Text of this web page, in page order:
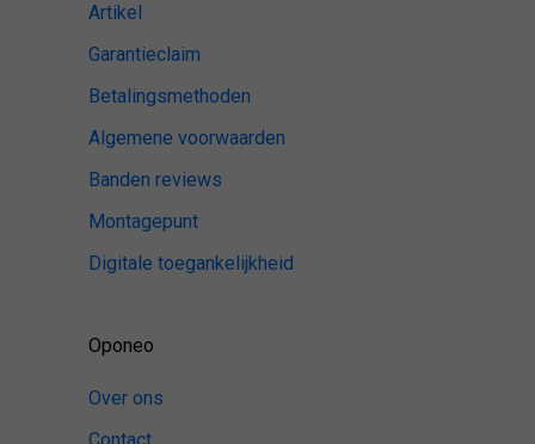
Artikel
Garantieclaim
Betalingsmethoden
Algemene voorwaarden
Banden reviews
Montagepunt
Digitale toegankelijkheid
Oponeo
Over ons